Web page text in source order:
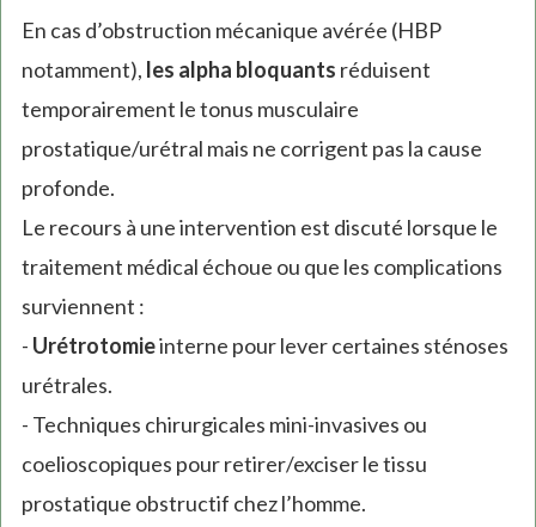
En cas d’obstruction mécanique avérée (HBP
notamment), les alpha bloquants réduisent
temporairement le tonus musculaire
prostatique/urétral mais ne corrigent pas la cause
profonde.
Le recours à une intervention est discuté lorsque le
traitement médical échoue ou que les complications
surviennent :
- Urétrotomieinterne pour lever certaines sténoses
urétrales.
- Techniques chirurgicales mini-invasives ou
coelioscopiques pour retirer/exciser le tissu
prostatique obstructif chez l’homme.